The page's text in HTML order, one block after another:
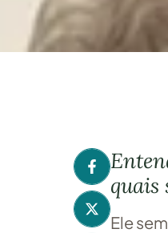
quais
Ele